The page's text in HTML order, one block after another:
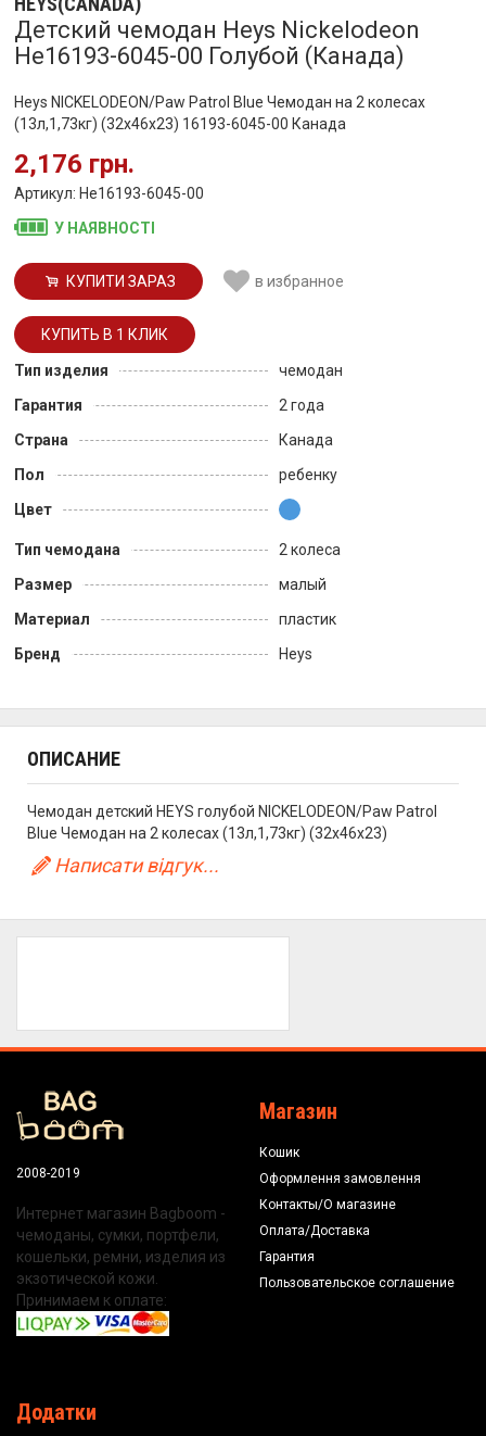
Детский чемодан Heys Nickelodeon
He16193-6045-00 Голубой (Канада)
Heys NICKELODEON/Paw Patrol Blue Чемодан на 2 колесах
(13л,1,73кг) (32x46x23) 16193-6045-00 Канада
2,176 грн.
Артикул: He16193-6045-00
У НАЯВНОСТІ
КУПИТИ ЗАРАЗ в избранное
Тип изделия
чемодан
Гарантия
2 года
Страна
Канада
Пол
ребенку
Цвет
Тип чемодана
2 колеса
Размер
малый
Материал
пластик
Бренд
Heys
ОПИСАНИЕ
Чемодан детский HEYS голубой NICKELODEON/Paw Patrol
Blue Чемодан на 2 колесах (13л,1,73кг) (32x46x23)
Написати відгук...
2008-2019
Интернет магазин Bagboom -
чемоданы, сумки, портфели,
кошельки, ремни, изделия из
экзотической кожи.
Принимаем к оплате:
Магазин
Кошик
Оформлення замовлення
Контакты/О магазине
Оплата/Доставка
Гарантия
Пользовательское соглашение
Додатки